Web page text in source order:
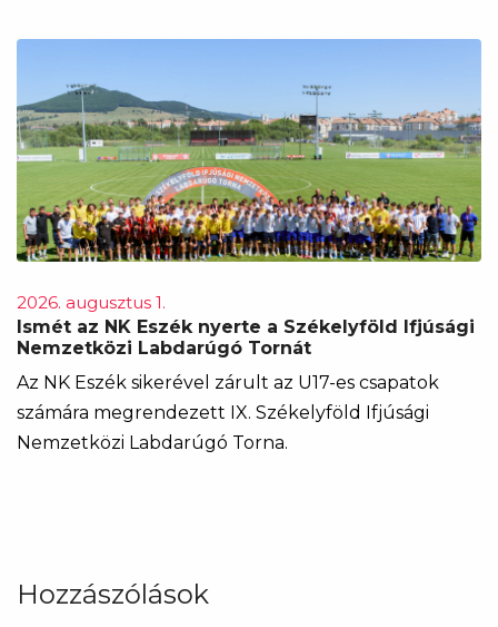
2026. augusztus 1.
Ismét az NK Eszék nyerte a Székelyföld Ifjúsági
Nemzetközi Labdarúgó Tornát
Az NK Eszék sikerével zárult az U17-es csapatok
számára megrendezett IX. Székelyföld Ifjúsági
Nemzetközi Labdarúgó Torna.
Hozzászólások